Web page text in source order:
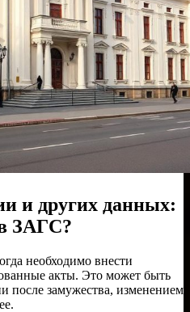
и других данных:
ЗАГС?
необходимо внести
акты. Это может быть
после замужества, изменением